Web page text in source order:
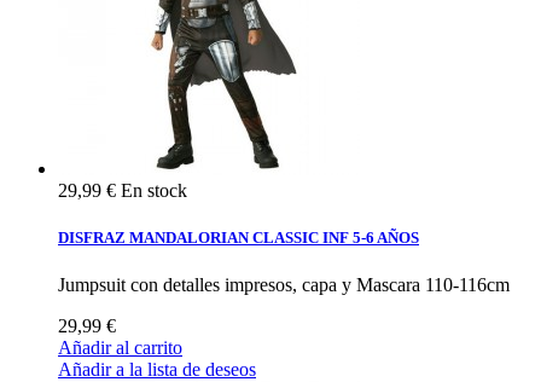
29,99 € En stock
DISFRAZ MANDALORIAN CLASSIC INF 5-6 AÑOS
Jumpsuit con detalles impresos, capa y Mascara 110-116cm
29,99 €
Añadir al carrito
Añadir a la lista de deseos